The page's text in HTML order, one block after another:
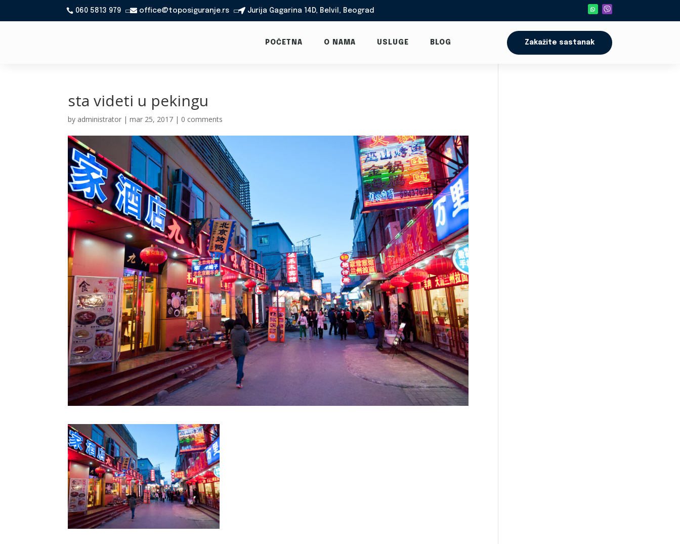
060 5813 979  office@toposiguranje.rs  Jurija Gagarina 14D, Belvil, Beograd
POČETNA O NAMA USLUGE BLOG Zakažite sastanak
sta videti u pekingu
by administrator |mar 25, 2017 | 0 comments